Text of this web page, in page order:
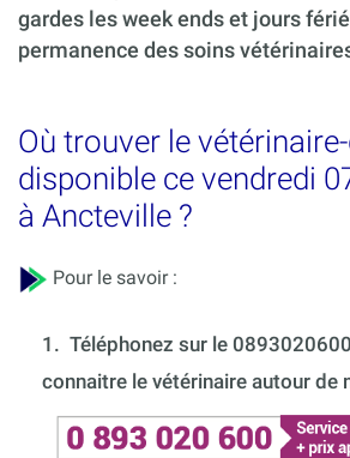
gardes les week ends et jours
permanence des soins
Où trouver le
disponible ce vendredi
à Ancteville ?
Pour le savoir :
1. Téléphonez sur le
connaitre le vétérinaire autour de